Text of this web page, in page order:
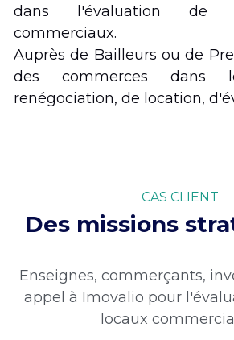
dans l'évaluation de
commerciaux.
Auprès de Bailleurs ou de
des commerces dans
renégociation, de location,
CAS CLIENT
Des missions
Enseignes, commerçants,
appel à Imovalio pour
locaux